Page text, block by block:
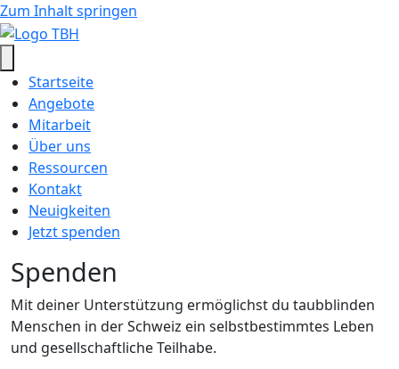
Zum Inhalt springen
Startseite
Angebote
Mitarbeit
Über uns
Ressourcen
Kontakt
Neuigkeiten
Jetzt spenden
Spenden
Mit deiner Unterstützung ermöglichst du taubblinden
Menschen in der Schweiz ein selbstbestimmtes Leben
und gesellschaftliche Teilhabe.